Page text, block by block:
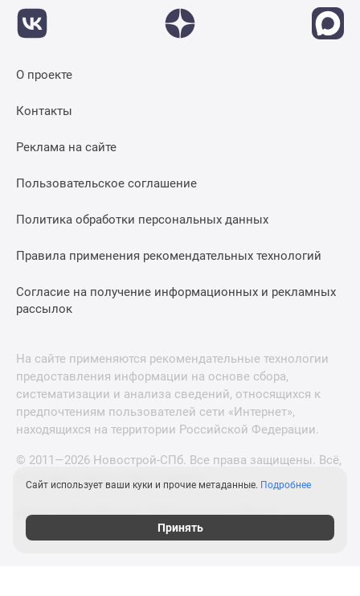
О проекте
Контакты
Реклама на сайте
Пользовательское соглашение
Политика обработки персональных данных
Правила применения рекомендательных технологий
Согласие на получение информационных и рекламных
рассылок
На сайте применяются рекомендательные технологии
предоставления информации на основе сбора,
систематизации и анализа сведений, относящихся к
предпочтениям пользователей сети «Интернет»,
находящихся на территории Российской Федерации.
© 2011—2026 Новострой-СПб. Все права защищены. Всё,
что нужно знать о новостройках
Новостройки Москвы и Московской области
Сайт использует ваши куки и прочие метаданные. Подробнее
Принять